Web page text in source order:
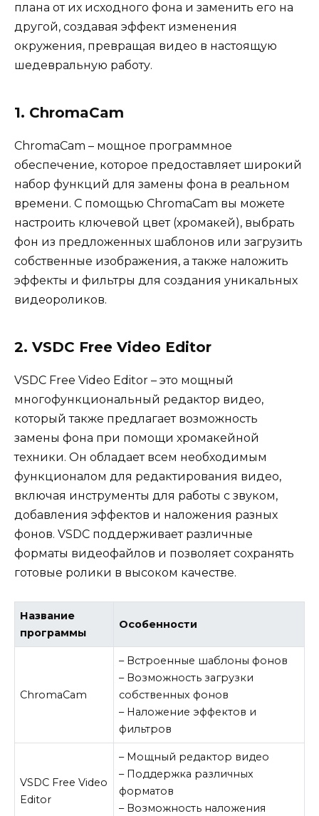
плана от их исходного фона и заменить его на
другой, создавая эффект изменения
окружения, превращая видео в настоящую
шедевральную работу.
1. ChromaCam
ChromaCam – мощное программное
обеспечение, которое предоставляет широкий
набор функций для замены фона в реальном
времени. С помощью ChromaCam вы можете
настроить ключевой цвет (хромакей), выбрать
фон из предложенных шаблонов или загрузить
собственные изображения, а также наложить
эффекты и фильтры для создания уникальных
видеороликов.
2. VSDC Free Video Editor
VSDC Free Video Editor – это мощный
многофункциональный редактор видео,
который также предлагает возможность
замены фона при помощи хромакейной
техники. Он обладает всем необходимым
функционалом для редактирования видео,
включая инструменты для работы с звуком,
добавления эффектов и наложения разных
фонов. VSDC поддерживает различные
форматы видеофайлов и позволяет сохранять
готовые ролики в высоком качестве.
Название
программы
Особенности
ChromaCam
– Встроенные шаблоны фонов
– Возможность загрузки
собственных фонов
– Наложение эффектов и
фильтров
VSDC Free Video
Editor
– Мощный редактор видео
– Поддержка различных
форматов
– Возможность наложения